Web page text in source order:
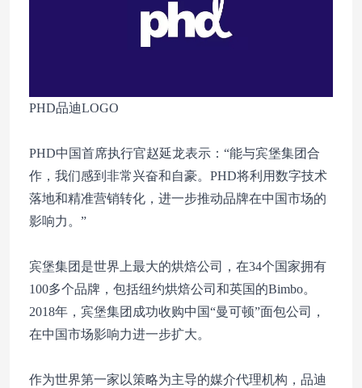
PHD品迪LOGO
PHD中国首席执行官赵延龙表示：“能与宾堡集团合
作，我们感到非常兴奋和自豪。PHD将利用数字技术
落地和精准营销转化，进一步推动品牌在中国市场的
影响力。”
宾堡集团是世界上最大的烘焙公司，在34个国家拥有
100多个品牌，包括纽约烘焙公司和英国的Bimbo。
2018年，宾堡集团成功收购中国“曼可顿”面包公司，
在中国市场影响力进一步扩大。
作为世界第一家以策略为主导的媒介代理机构，品迪